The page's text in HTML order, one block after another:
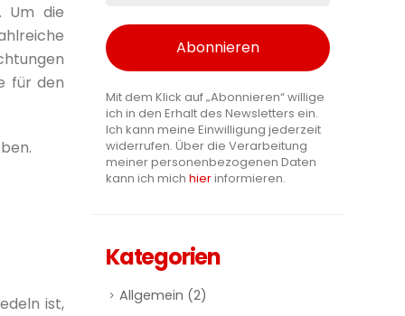
. Um die
für den
ist,
Mit dem Klick auf „Abonnieren“ willige
ich in den Erhalt des Newsletters ein.
Ich kann meine Einwilligung jederzeit
widerrufen. Über die Verarbeitung
meiner personenbezogenen Daten
kann ich mich hierinformieren.
Kategorien
Allgemein (2)